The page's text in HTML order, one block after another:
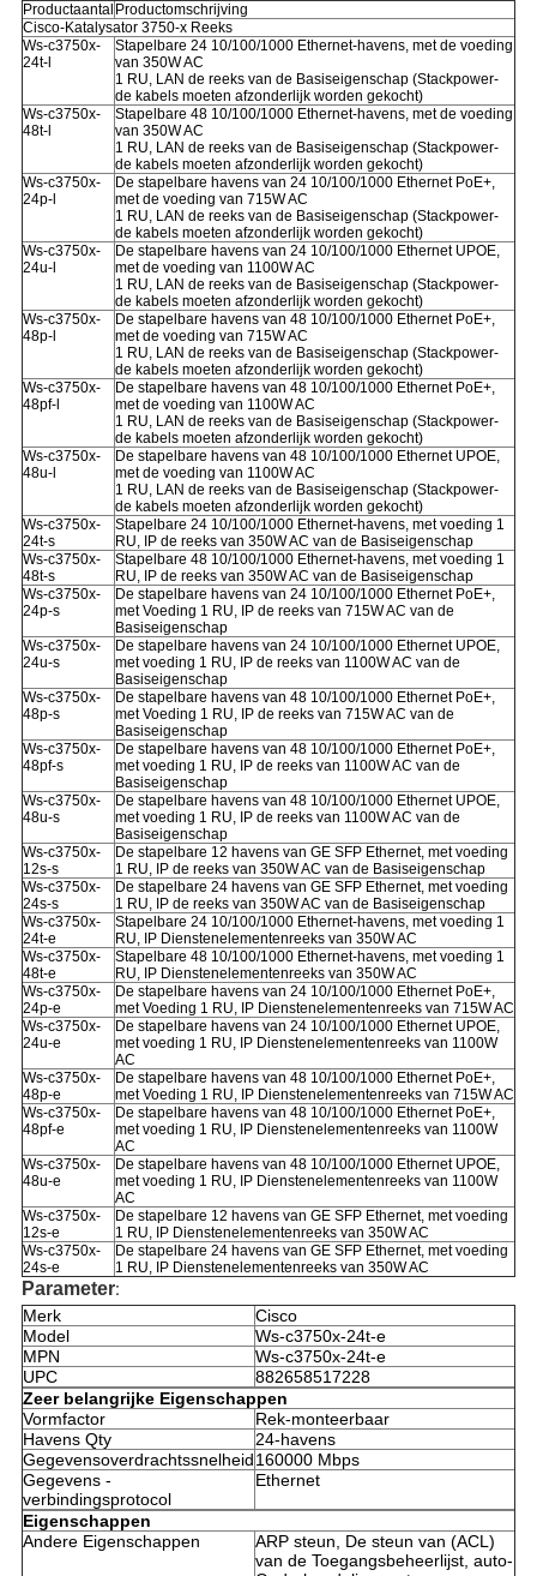
Productaantal Productomschrijving
Cisco-Katalysator 3750-x Reeks
Ws-c3750x-
24t-l
Stapelbare 24 10/100/1000 Ethernet-havens, met de voeding
van 350W AC
1 RU, LAN de reeks van de Basiseigenschap (Stackpower-
de kabels moeten afzonderlijk worden gekocht)
Ws-c3750x-
48t-l
Stapelbare 48 10/100/1000 Ethernet-havens, met de voeding
van 350W AC
1 RU, LAN de reeks van de Basiseigenschap (Stackpower-
de kabels moeten afzonderlijk worden gekocht)
Ws-c3750x-
24p-l
De stapelbare havens van 24 10/100/1000 Ethernet PoE+,
met de voeding van 715W AC
1 RU, LAN de reeks van de Basiseigenschap (Stackpower-
de kabels moeten afzonderlijk worden gekocht)
Ws-c3750x-
24u-l
De stapelbare havens van 24 10/100/1000 Ethernet UPOE,
met de voeding van 1100W AC
1 RU, LAN de reeks van de Basiseigenschap (Stackpower-
de kabels moeten afzonderlijk worden gekocht)
Ws-c3750x-
48p-l
De stapelbare havens van 48 10/100/1000 Ethernet PoE+,
met de voeding van 715W AC
1 RU, LAN de reeks van de Basiseigenschap (Stackpower-
de kabels moeten afzonderlijk worden gekocht)
Ws-c3750x-
48pf-l
De stapelbare havens van 48 10/100/1000 Ethernet PoE+,
met de voeding van 1100W AC
1 RU, LAN de reeks van de Basiseigenschap (Stackpower-
de kabels moeten afzonderlijk worden gekocht)
Ws-c3750x-
48u-l
De stapelbare havens van 48 10/100/1000 Ethernet UPOE,
met de voeding van 1100W AC
1 RU, LAN de reeks van de Basiseigenschap (Stackpower-
de kabels moeten afzonderlijk worden gekocht)
Ws-c3750x-
24t-s
Stapelbare 24 10/100/1000 Ethernet-havens, met voeding 1
RU, IP de reeks van 350W AC van de Basiseigenschap
Ws-c3750x-
48t-s
Stapelbare 48 10/100/1000 Ethernet-havens, met voeding 1
RU, IP de reeks van 350W AC van de Basiseigenschap
Ws-c3750x-
24p-s
De stapelbare havens van 24 10/100/1000 Ethernet PoE+,
met Voeding 1 RU, IP de reeks van 715W AC van de
Basiseigenschap
Ws-c3750x-
24u-s
De stapelbare havens van 24 10/100/1000 Ethernet UPOE,
met voeding 1 RU, IP de reeks van 1100W AC van de
Basiseigenschap
Ws-c3750x-
48p-s
De stapelbare havens van 48 10/100/1000 Ethernet PoE+,
met Voeding 1 RU, IP de reeks van 715W AC van de
Basiseigenschap
Ws-c3750x-
48pf-s
De stapelbare havens van 48 10/100/1000 Ethernet PoE+,
met voeding 1 RU, IP de reeks van 1100W AC van de
Basiseigenschap
Ws-c3750x-
48u-s
De stapelbare havens van 48 10/100/1000 Ethernet UPOE,
met voeding 1 RU, IP de reeks van 1100W AC van de
Basiseigenschap
Ws-c3750x-
12s-s
De stapelbare 12 havens van GE SFP Ethernet, met voeding
1 RU, IP de reeks van 350W AC van de Basiseigenschap
Ws-c3750x-
24s-s
De stapelbare 24 havens van GE SFP Ethernet, met voeding
1 RU, IP de reeks van 350W AC van de Basiseigenschap
Ws-c3750x-
24t-e
Stapelbare 24 10/100/1000 Ethernet-havens, met voeding 1
RU, IP Dienstenelementenreeks van 350W AC
Ws-c3750x-
48t-e
Stapelbare 48 10/100/1000 Ethernet-havens, met voeding 1
RU, IP Dienstenelementenreeks van 350W AC
Ws-c3750x-
24p-e
De stapelbare havens van 24 10/100/1000 Ethernet PoE+,
met Voeding 1 RU, IP Dienstenelementenreeks van 715W AC
Ws-c3750x-
24u-e
De stapelbare havens van 24 10/100/1000 Ethernet UPOE,
met voeding 1 RU, IP Dienstenelementenreeks van 1100W
AC
Ws-c3750x-
48p-e
De stapelbare havens van 48 10/100/1000 Ethernet PoE+,
met Voeding 1 RU, IP Dienstenelementenreeks van 715W AC
Ws-c3750x-
48pf-e
De stapelbare havens van 48 10/100/1000 Ethernet PoE+,
met voeding 1 RU, IP Dienstenelementenreeks van 1100W
AC
Ws-c3750x-
48u-e
De stapelbare havens van 48 10/100/1000 Ethernet UPOE,
met voeding 1 RU, IP Dienstenelementenreeks van 1100W
AC
Ws-c3750x-
12s-e
De stapelbare 12 havens van GE SFP Ethernet, met voeding
1 RU, IP Dienstenelementenreeks van 350W AC
Ws-c3750x-
24s-e
De stapelbare 24 havens van GE SFP Ethernet, met voeding
1 RU, IP Dienstenelementenreeks van 350W AC
Parameter:
Merk
Cisco
Model
Ws-c3750x-24t-e
MPN
Ws-c3750x-24t-e
UPC
882658517228
Zeer belangrijke Eigenschappen
Vormfactor
Rek-monteerbaar
Havens Qty
24-havens
Gegevensoverdrachtssnelheid160000 Mbps
Gegevens -
verbindingsprotocol
Ethernet
Eigenschappen
Andere Eigenschappen
ARP steun, De steun van (ACL)
van de Toegangsbeheerlijst, auto-